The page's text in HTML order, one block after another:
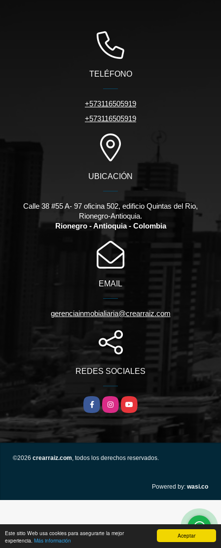
Aceptar
Este sitio Web usa cookies para asegurarte la mejor
experiencia. Más información
TELÉFONO
+573116505919
+573116505919
UBICACIÓN
Calle 38 #55 A- 97 oficina 502, edificio Quintas del Rio,
Rionegro-Antioquia.
Rionegro - Antioquia - Colombia
EMAIL
gerenciainmobialiaria@crearraiz.com
REDES SOCIALES
FacebookInstagramYouTube
©2026 crearraiz.com, todos los derechos reservados.
Powered by: wasi.co